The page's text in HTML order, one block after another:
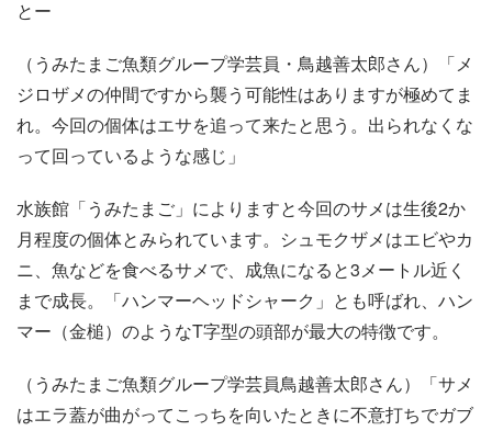
とー
（うみたまご魚類グループ学芸員・鳥越善太郎さん）「メ
ジロザメの仲間ですから襲う可能性はありますが極めてま
れ。今回の個体はエサを追って来たと思う。出られなくな
って回っているような感じ」
水族館「うみたまご」によりますと今回のサメは生後2か
月程度の個体とみられています。シュモクザメはエビやカ
ニ、魚などを食べるサメで、成魚になると3メートル近く
まで成長。「ハンマーヘッドシャーク」とも呼ばれ、ハン
マー（金槌）のようなT字型の頭部が最大の特徴です。
（うみたまご魚類グループ学芸員鳥越善太郎さん）「サメ
はエラ蓋が曲がってこっちを向いたときに不意打ちでガブ